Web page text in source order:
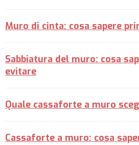
Muro di cinta: cosa sapere
Sabbiatura del muro: cosa
evitare
Quale cassaforte a muro
Cassaforte a muro: cosa